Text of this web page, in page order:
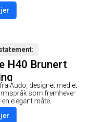
H40 Brunert
Audo, designet med et
som fremhever
elegant måte.